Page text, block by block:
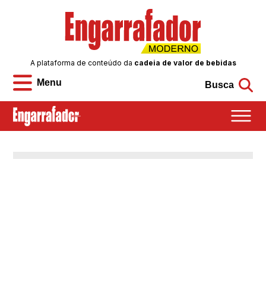
Menu
A plataforma de conteúdo da cadeia de valor de bebidas
Busca